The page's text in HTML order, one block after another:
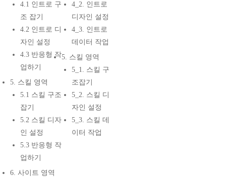
4.1 인트로 구
조 잡기
4.2 인트로 디
자인 설정
4.3 반응형 작
업하기
5. 스킬 영역
5.1 스킬 구조
잡기
5.2 스킬 디자
인 설정
5.3 반응형 작
업하기
6. 사이트 영역
4_2. 인트로
디자인 설정
4_3. 인트로
데이터 작업
5. 스킬 영역
5_1. 스킬 구
조잡기
5_2. 스킬 디
자인 설정
5_3. 스킬 데
이터 작업